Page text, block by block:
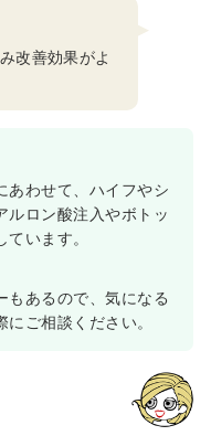
改善効果がよ
あわせて、ハイフやシ
ルロン酸注入やボトッ
います。
もあるので、気になる
ご相談ください。